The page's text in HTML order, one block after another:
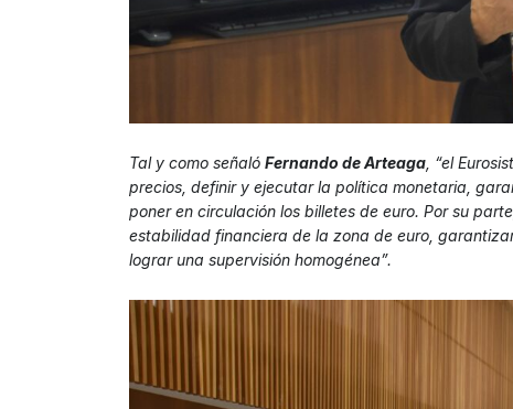
Tal y como señaló Fernando de Arteaga , “el
precios, definir y ejecutar la política monetaria,
poner en circulación los billetes de euro. Por su
estabilidad financiera de la zona de euro,
lograr una supervisión homogénea”.